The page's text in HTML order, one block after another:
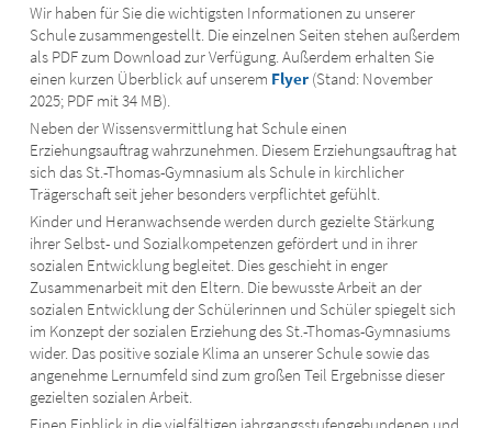
Wir haben für Sie die wichtigsten Informationen zu unserer
Schule zusammengestellt. Die einzelnen Seiten stehen außerdem
als PDF zum Download zur Verfügung. Außerdem erhalten Sie
einen kurzen Überblick auf unserem Flyer (Stand: November
2025; PDF mit 34 MB).
Neben der Wissensvermittlung hat Schule einen
Erziehungsauftrag wahrzunehmen. Diesem Erziehungsauftrag hat
sich das St.-Thomas-Gymnasium als Schule in kirchlicher
Trägerschaft seit jeher besonders verpflichtet gefühlt.
Kinder und Heranwachsende werden durch gezielte Stärkung
ihrer Selbst- und Sozialkompetenzen gefördert und in ihrer
sozialen Entwicklung begleitet. Dies geschieht in enger
Zusammenarbeit mit den Eltern. Die bewusste Arbeit an der
sozialen Entwicklung der Schülerinnen und Schüler spiegelt sich
im Konzept der sozialen Erziehung des St.-Thomas-Gymnasiums
wider. Das positive soziale Klima an unserer Schule sowie das
angenehme Lernumfeld sind zum großen Teil Ergebnisse dieser
gezielten sozialen Arbeit.